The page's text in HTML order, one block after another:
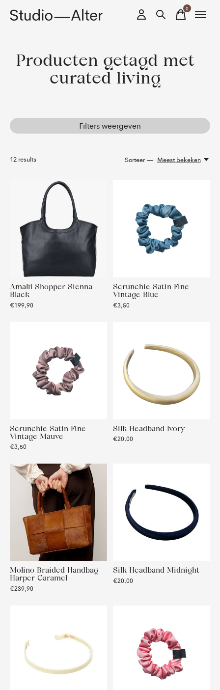
0items
Producten getagd met
curated living
Filters weergeven
12 results Sorteer — Meest bekeken
Amalfi Shopper Sienna
Black
€199,90
Scrunchie Satin Fine
Vintage Blue
€3,50
Scrunchie Satin Fine
Vintage Mauve
€3,50
Silk Headband Ivory
€20,00
Molino Braided Handbag
Harper Caramel
€239,90
Silk Headband Midnight
€20,00